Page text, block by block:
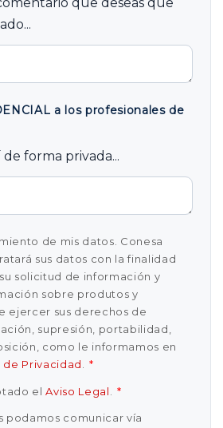
a los profesionales de
forma privada...
de mis datos. Conesa
sus datos con la finalidad
solicitud de información y
sobre produtos y
ejercer sus derechos de
supresión, portabilidad,
como le informamos en
de Privacidad *
elAviso Legal *
podamos comunicar vía